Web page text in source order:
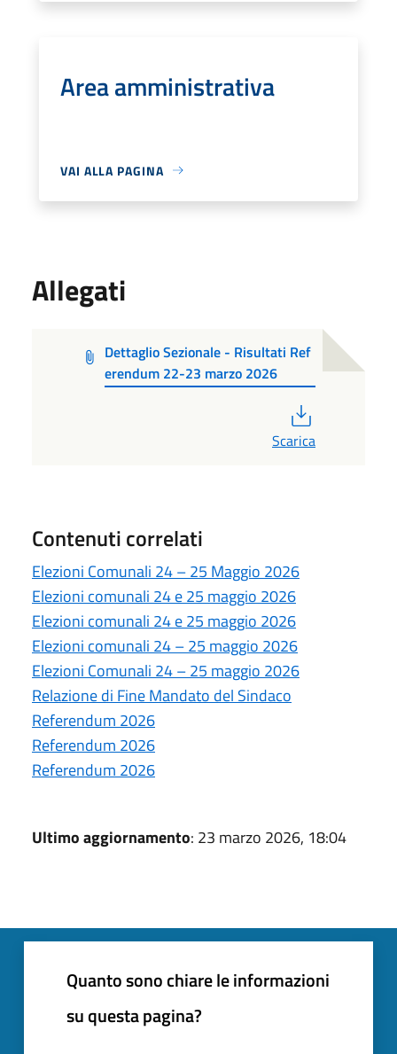
Area amministrativa
VAI ALLA PAGINA
Allegati
Dettaglio Sezionale - Risultati Ref
erendum 22-23 marzo 2026
Scarica
Contenuti correlati
Elezioni Comunali 24 – 25 Maggio 2026
Elezioni comunali 24 e 25 maggio 2026
Elezioni comunali 24 e 25 maggio 2026
Elezioni comunali 24 – 25 maggio 2026
Elezioni Comunali 24 – 25 maggio 2026
Relazione di Fine Mandato del Sindaco
Referendum 2026
Referendum 2026
Referendum 2026
Ultimo aggiornamento: 23 marzo 2026, 18:04
Quanto sono chiare le informazioni
su questa pagina?